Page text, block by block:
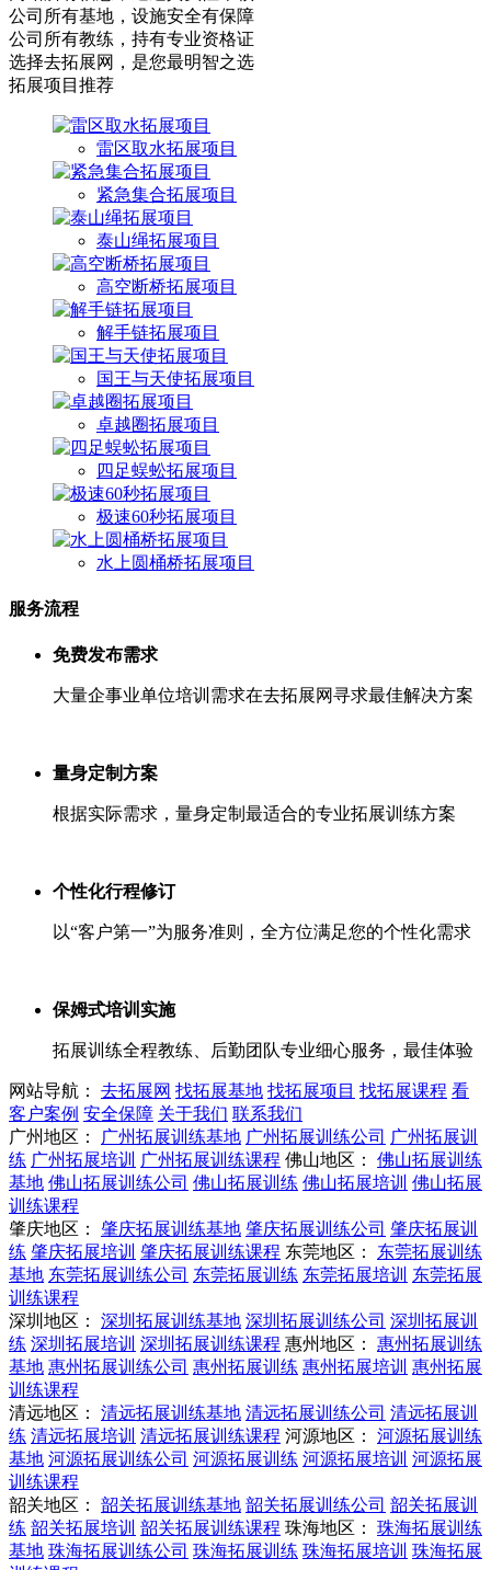
公司所有基地，设施安全有保障
公司所有教练，持有专业资格证
选择去拓展网，是您最明智之选
拓展项目推荐
雷区取水拓展项目
紧急集合拓展项目
泰山绳拓展项目
高空断桥拓展项目
解手链拓展项目
国王与天使拓展项目
卓越圈拓展项目
四足蜈蚣拓展项目
极速60秒拓展项目
水上圆桶桥拓展项目
服务流程
免费发布需求
大量企事业单位培训需求在去拓展网寻求最佳解决方案
量身定制方案
根据实际需求，量身定制最适合的专业拓展训练方案
个性化行程修订
以“客户第一”为服务准则，全方位满足您的个性化需求
保姆式培训实施
拓展训练全程教练、后勤团队专业细心服务，最佳体验
网站导航： 去拓展网 找拓展基地 找拓展项目 找拓展课程 看
客户案例 安全保障 关于我们 联系我们
广州地区：
广州拓展训练基地 广州拓展训练公司 广州拓展训
练 广州拓展培训 广州拓展训练课程 佛山地区：
佛山拓展训练
基地 佛山拓展训练公司 佛山拓展训练 佛山拓展培训 佛山拓展
训练课程
肇庆地区：
肇庆拓展训练基地 肇庆拓展训练公司 肇庆拓展训
练 肇庆拓展培训 肇庆拓展训练课程 东莞地区：
东莞拓展训练
基地 东莞拓展训练公司 东莞拓展训练 东莞拓展培训 东莞拓展
训练课程
深圳地区：
深圳拓展训练基地 深圳拓展训练公司 深圳拓展训
练 深圳拓展培训 深圳拓展训练课程 惠州地区：
惠州拓展训练
基地 惠州拓展训练公司 惠州拓展训练 惠州拓展培训 惠州拓展
训练课程
清远地区：
清远拓展训练基地 清远拓展训练公司 清远拓展训
练 清远拓展培训 清远拓展训练课程 河源地区：
河源拓展训练
基地 河源拓展训练公司 河源拓展训练 河源拓展培训 河源拓展
训练课程
韶关地区：
韶关拓展训练基地 韶关拓展训练公司 韶关拓展训
练 韶关拓展培训 韶关拓展训练课程 珠海地区：
珠海拓展训练
基地 珠海拓展训练公司 珠海拓展训练 珠海拓展培训 珠海拓展